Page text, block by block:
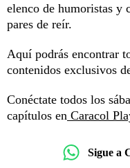
elenco de humoristas y
pares de reír.
Aquí podrás encontrar
contenidos exclusivos
Conéctate todos los
capítulos en Caracol
Sigue a